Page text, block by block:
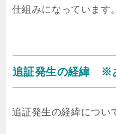
仕組みになっています。
追証発生の経緯 ※
追証発生の経緯につい